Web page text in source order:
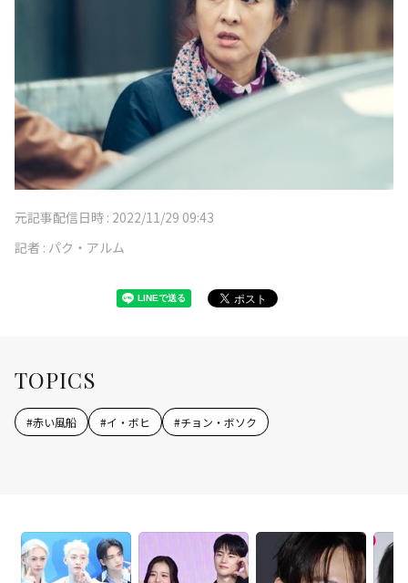
元記事配信日時 : 2022/11/29 09:43
記者 : パク・アルム
TOPICS
#赤い風船 #イ・ボヒ #チョン・ボソク